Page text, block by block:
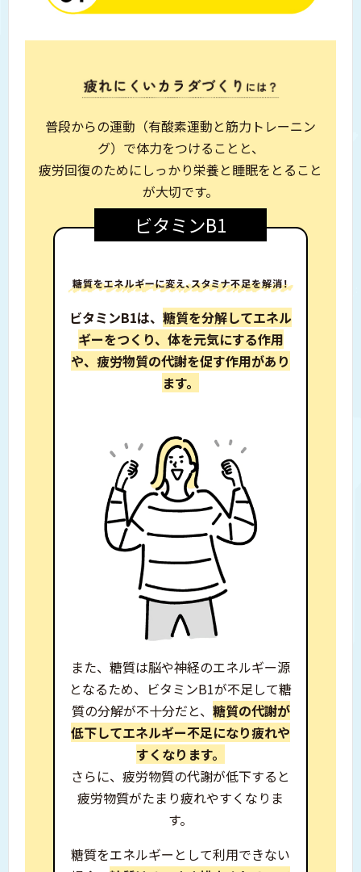
普段からの運動（有酸素運動と筋力トレーニン
グ）で体力をつけることと、
疲労回復のためにしっかり栄養と睡眠をとること
が大切です。
ビタミンB1
ビタミンB1は、 糖質を分解してエネル
ギーをつくり、 体を元気にする作用
や、 疲労物質の代謝を促す作用があり
ます。
また、糖質は脳や神経のエネルギー源
となるため、 ビタミンB1が不足して糖
質の分解が不十分だと、 糖質の代謝が
低下してエネルギー不足になり疲れや
すくなります。
さらに、疲労物質の代謝が低下すると
疲労物質がたまり疲れやすくなりま
す。
糖質をエネルギーとして利用できない